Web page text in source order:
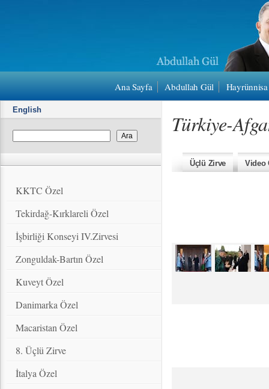
Ana Sayfa Abdullah Gül
English
KKTC Özel
Tekirdağ-Kırklareli Özel
İşbirliği Konseyi IV.Zirvesi
Zonguldak-Bartın Özel
Kuveyt Özel
Danimarka Özel
Macaristan Özel
8. Üçlü Zirve
İtalya Özel
Türkiye-
Üçlü Zirve Video